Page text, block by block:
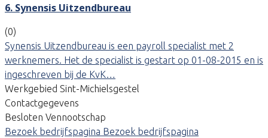
6. Synensis Uitzendbureau
(0)
Synensis Uitzendbureau is een payroll specialist met 2
werknemers. Het de specialist is gestart op 01-08-2015 en is
ingeschreven bij de KvK…
Werkgebied Sint-Michielsgestel
Contactgegevens
Besloten Vennootschap
Bezoek bedrijfspagina Bezoek bedrijfspagina